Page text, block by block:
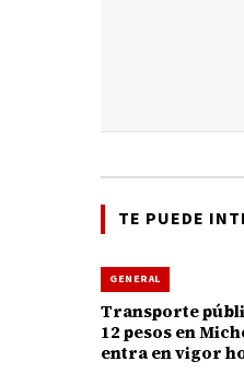
TE PUEDE
GENERAL
Transporte
12 pesos en
entra en vigor